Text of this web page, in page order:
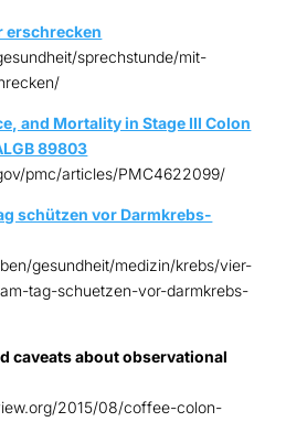
erschrecken
sprechstunde/mit-
and Mortality in Stage III Colon
89803
pmc/articles/PMC4622099/
schützen vor Darmkrebs-
gesundheit/medizin/krebs/vier-
tag-schuetzen-vor-darmkrebs-
caveats about observational
2015/08/coffee-colon-